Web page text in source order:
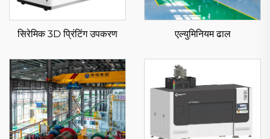
सिरेमिक 3D प्रिंटिंग उपकरण एल्युमिनियम ढाल